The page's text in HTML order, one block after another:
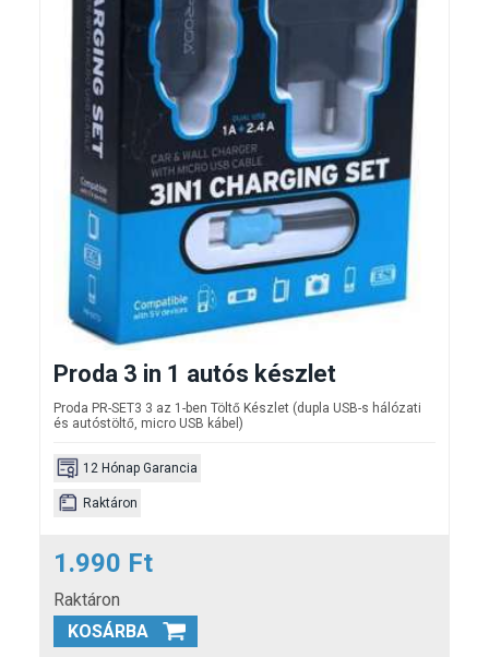
Proda 3 in 1 autós készlet
Proda PR-SET3 3 az 1-ben Töltő Készlet (dupla USB-s hálózati
és autóstöltő, micro USB kábel)
12 Hónap Garancia
Raktáron
1.990 Ft
Raktáron
KOSÁRBA